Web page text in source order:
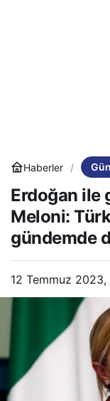
Haberler
Erdoğan ile
Meloni:
gündemde
12 Temmuz 2023,